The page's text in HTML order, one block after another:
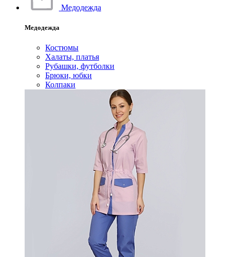
Медодежда
Медодежда
Костюмы
Халаты, платья
Рубашки, футболки
Брюки, юбки
Колпаки